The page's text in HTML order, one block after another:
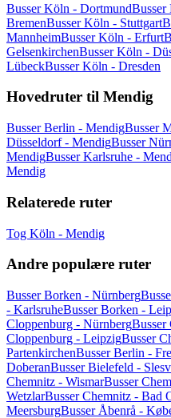
Busser Köln - DortmundBusser
BremenBusser Köln - Stuttgart
MannheimBusser Köln - Erfurt
GelsenkirchenBusser Köln -
LübeckBusser Köln - Dresden
Hovedruter til Mendig
Busser Berlin - MendigBusser
Düsseldorf - MendigBusser
MendigBusser Karlsruhe -
Mendig
Relaterede ruter
Tog Köln - Mendig
Andre populære ruter
Busser Borken - Nürnberg
- KarlsruheBusser Borken -
Cloppenburg - NürnbergBusser
Cloppenburg - LeipzigBusser
PartenkirchenBusser Berlin -
DoberanBusser Bielefeld -
Chemnitz - WismarBusser
WetzlarBusser Chemnitz - Bad
MeersburgBusser Åbenrå -